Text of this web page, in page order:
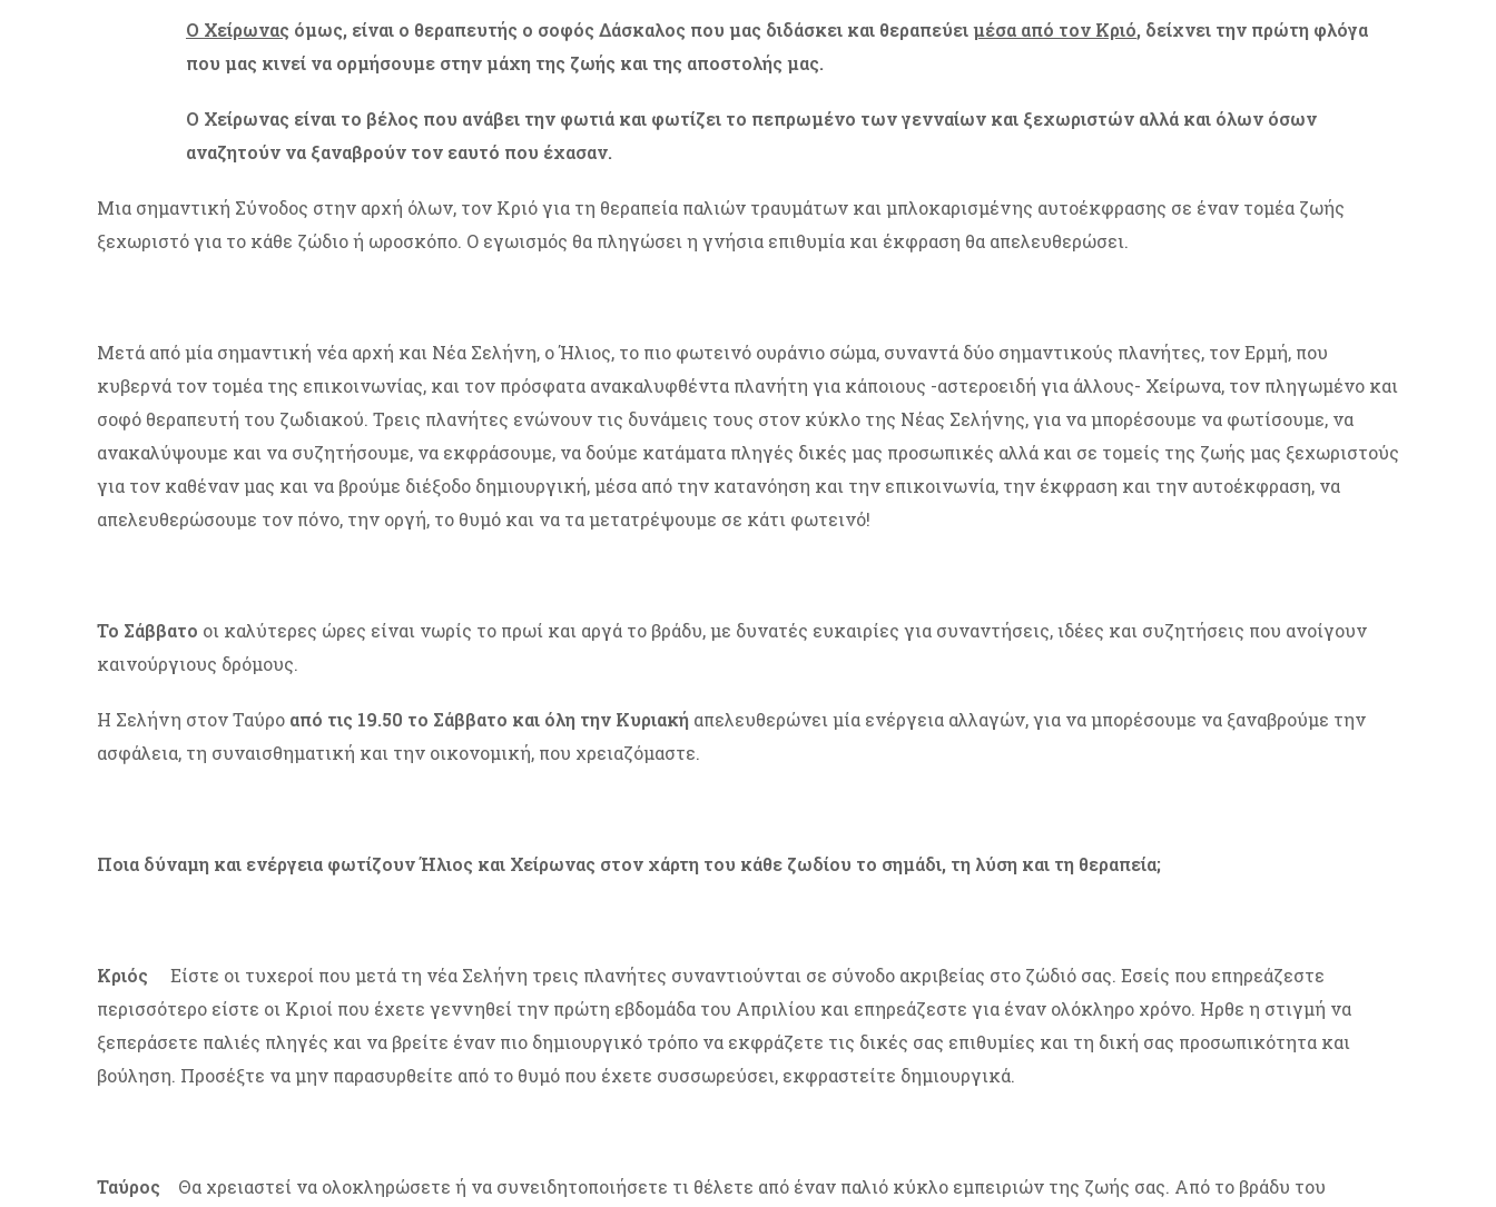
Ο Χείρωνας όμως, είναι ο θεραπευτής ο σοφός Δάσκαλος που μας διδάσκει και θεραπεύειμέσα από τον Κριό, δείχνει την πρώτη φλόγα
που μας κινεί να ορμήσουμε στην μάχη της ζωής και της αποστολής μας.
Ο Χείρωνας είναι το βέλος που ανάβει την φωτιά και φωτίζει το πεπρωμένο των γενναίων και ξεχωριστών αλλά και όλων όσων
αναζητούν να ξαναβρούν τον εαυτό που έχασαν.
Μια σημαντική Σύνοδος στην αρχή όλων, τον Κριό για τη θεραπεία παλιών τραυμάτων και μπλοκαρισμένης αυτοέκφρασης σε έναν τομέα ζωής
ξεχωριστό για το κάθε ζώδιο ή ωροσκόπο. Ο εγωισμός θα πληγώσει η γνήσια επιθυμία και έκφραση θα απελευθερώσει.
Μετά από μία σημαντική νέα αρχή και Νέα Σελήνη, ο Ήλιος, το πιο φωτεινό ουράνιο σώμα, συναντά δύο σημαντικούς πλανήτες, τον Ερμή, που
κυβερνά τον τομέα της επικοινωνίας, και τον πρόσφατα ανακαλυφθέντα πλανήτη για κάποιους -αστεροειδή για άλλους- Χείρωνα, τον πληγωμένο και
σοφό θεραπευτή του ζωδιακού. Τρεις πλανήτες ενώνουν τις δυνάμεις τους στον κύκλο της Νέας Σελήνης, για να μπορέσουμε να φωτίσουμε, να
ανακαλύψουμε και να συζητήσουμε, να εκφράσουμε, να δούμε κατάματα πληγές δικές μας προσωπικές αλλά και σε τομείς της ζωής μας ξεχωριστούς
για τον καθέναν μας και να βρούμε διέξοδο δημιουργική, μέσα από την κατανόηση και την επικοινωνία, την έκφραση και την αυτοέκφραση, να
απελευθερώσουμε τον πόνο, την οργή, το θυμό και να τα μετατρέψουμε σε κάτι φωτεινό!
Το Σάββατο οι καλύτερες ώρες είναι νωρίς το πρωί και αργά το βράδυ, με δυνατές ευκαιρίες για συναντήσεις, ιδέες και συζητήσεις που ανοίγουν
καινούργιους δρόμους.
Η Σελήνη στον Ταύρο από τις 19.50 το Σάββατο και όλη την Κυριακή απελευθερώνει μία ενέργεια αλλαγών, για να μπορέσουμε να ξαναβρούμε την
ασφάλεια, τη συναισθηματική και την οικονομική, που χρειαζόμαστε.
Ποια δύναμη και ενέργεια φωτίζουν Ήλιος και Χείρωνας στον χάρτη του κάθε ζωδίου το σημάδι, τη λύση και τη θεραπεία;
Κριός Είστε οι τυχεροί που μετά τη νέα Σελήνη τρεις πλανήτες συναντιούνται σε σύνοδο ακριβείας στο ζώδιό σας. Εσείς που επηρεάζεστε
περισσότερο είστε οι Κριοί που έχετε γεννηθεί την πρώτη εβδομάδα του Απριλίου και επηρεάζεστε για έναν ολόκληρο χρόνο. Ηρθε η στιγμή να
ξεπεράσετε παλιές πληγές και να βρείτε έναν πιο δημιουργικό τρόπο να εκφράζετε τις δικές σας επιθυμίες και τη δική σας προσωπικότητα και
βούληση. Προσέξτε να μην παρασυρθείτε από το θυμό που έχετε συσσωρεύσει, εκφραστείτε δημιουργικά.
Ταύρος Θα χρειαστεί να ολοκληρώσετε ή να συνειδητοποιήσετε τι θέλετε από έναν παλιό κύκλο εμπειριών της ζωής σας. Από το βράδυ του